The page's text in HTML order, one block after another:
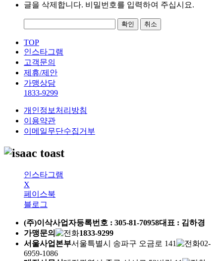
글을 삭제합니다. 비밀번호를 입력하여 주십시요.
TOP
인스타그램
고객문의
제휴/제안
가맹상담
1833-9299
개인정보처리방침
이용약관
이메일무단수집거부
인스타그램
X
페이스북
블로그
(주)이삭사업자등록번호 : 305-81-70958대표 : 김하경
가맹문의
1833-9299
서울사업본부서울특별시 송파구 오금로 141
02-
6959-1086